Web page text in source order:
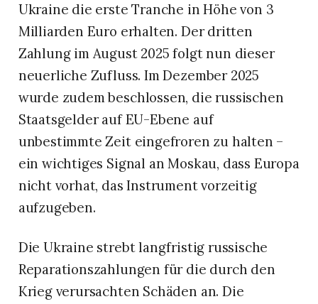
Ukraine die erste Tranche in Höhe von 3
Milliarden Euro erhalten. Der dritten
Zahlung im August 2025 folgt nun dieser
neuerliche Zufluss. Im Dezember 2025
wurde zudem beschlossen, die russischen
Staatsgelder auf EU-Ebene auf
unbestimmte Zeit eingefroren zu halten –
ein wichtiges Signal an Moskau, dass Europa
nicht vorhat, das Instrument vorzeitig
aufzugeben.
Die Ukraine strebt langfristig russische
Reparationszahlungen für die durch den
Krieg verursachten Schäden an. Die